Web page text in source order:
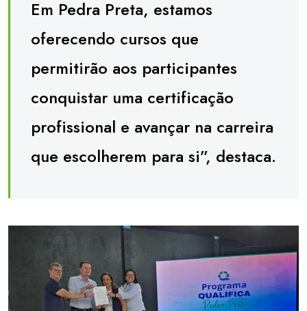
Em Pedra Preta, estamos
oferecendo cursos que
permitirão aos participantes
conquistar uma certificação
profissional e avançar na carreira
que escolherem para si”, destaca.